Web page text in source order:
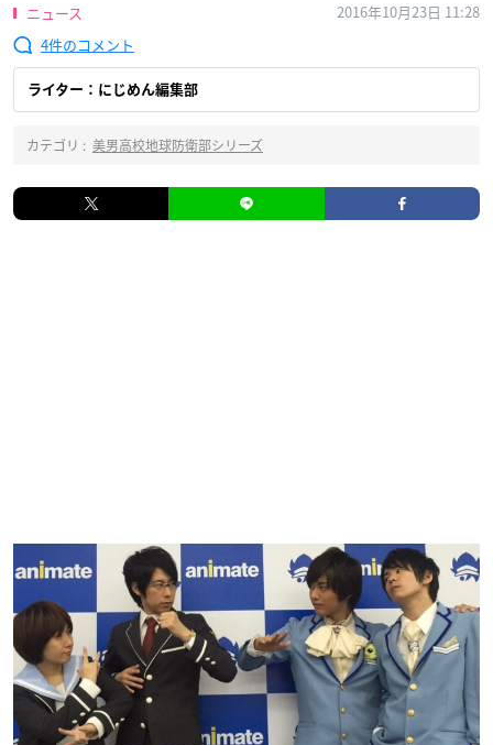
ニュース
2016年10月23日 11:28
4
ライター：にじめん編集部
カテゴリ : 美男高校地球防衛部シリーズ